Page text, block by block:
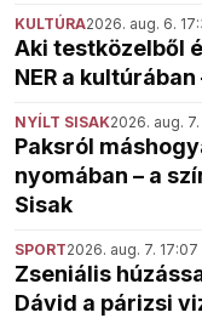
KULTÚRA2026. aug. 6.
Aki testközelből
NER a
NYÍLT SISAK2026. aug. 7.
Paksról
nyomában – a
Sisak
SPORT2026. aug. 7. 17:07
Zseniális
Dávid a párizsi